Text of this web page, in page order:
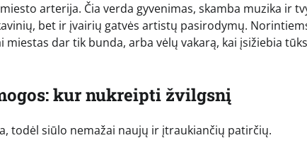
miesto arterija. Čia verda gyvenimas, skamba muzika ir
bet ir įvairių gatvės artistų pasirodymų.
miestas dar tik bunda, arba vėlų vakarą, kai įsižiebia
kur nukreipti žvilgsnį
todėl siūlo nemažai naujų ir įtraukiančių patirčių.